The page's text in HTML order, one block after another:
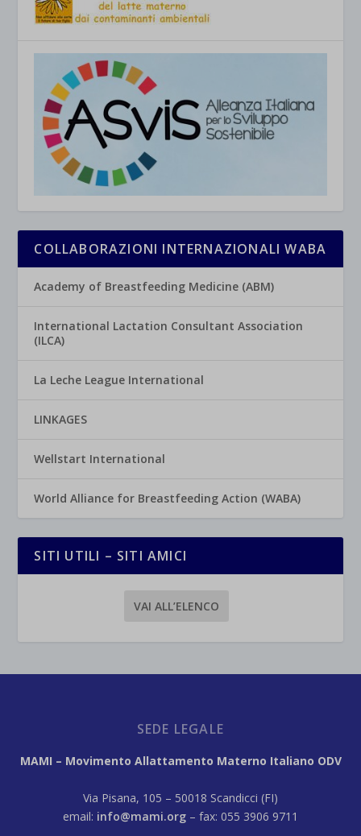
COLLABORAZIONI INTERNAZIONALI WABA
Academy of Breastfeeding Medicine (ABM)
International Lactation Consultant Association
(ILCA)
La Leche League International
LINKAGES
Wellstart International
World Alliance for Breastfeeding Action (WABA)
SITI UTILI – SITI AMICI
VAI ALL’ELENCO
SEDE LEGALE
MAMI – Movimento Allattamento Materno Italiano ODV
Via Pisana, 105 – 50018 Scandicci (FI)
email: info@mami.org – fax: 055 3906 9711